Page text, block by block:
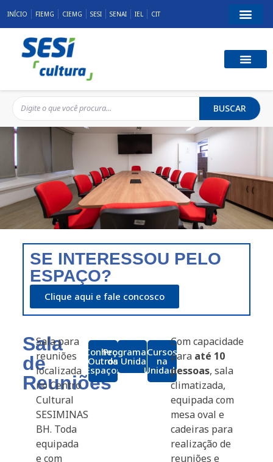
INÍCIO FIEMG CIEMG SESI SENAI IEL CIT
BUSCAR
SE INTERESSOU PELO
ESPAÇO?
Clique aqui e fale concosco
Sala
de
Reuniões
Sala para
reuniões
localizada
no Centro
Cultural
SESIMINAS
BH. Toda
equipada
e com
Conheça
Outros
Espaços
Programação
da Unidade
Cursos
na
Unidade
Com capacidade
para até 10
pessoas, sala
climatizada,
equipada com
mesa oval e
cadeiras para
realização de
reuniões e